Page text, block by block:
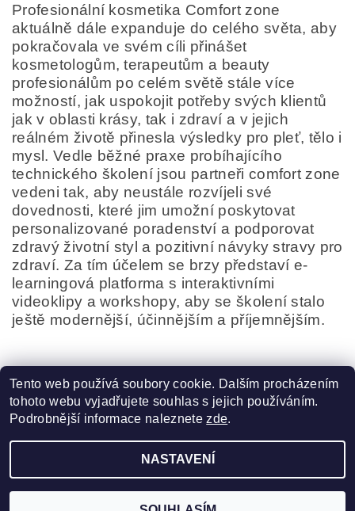
Profesionální kosmetika Comfort zone
aktuálně dále expanduje do celého světa, aby
pokračovala ve svém cíli přinášet
kosmetologům, terapeutům a beauty
profesionálům po celém světě stále více
možností, jak uspokojit potřeby svých klientů
jak v oblasti krásy, tak i zdraví a v jejich
reálném životě přinesla výsledky pro pleť, tělo i
mysl. Vedle běžné praxe probíhajícího
technického školení jsou partneři comfort zone
vedeni tak, aby neustále rozvíjeli své
dovednosti, které jim umožní poskytovat
personalizované poradenství a podporovat
zdravý životní styl a pozitivní návyky stravy pro
zdraví. Za tím účelem se brzy představí e-
learningová platforma s interaktivními
videoklipy a workshopy, aby se školení stalo
ještě modernější, účinnějším a příjemnějším.
Zboží.cz | Heureka.cz | Davines CZ |
2026 ©Pro krásu vlasů, všechna práva vyhrazena
Vytvořil Shoptet
Tento web používá soubory cookie. Dalším procházením
tohoto webu vyjadřujete souhlas s jejich používáním.
Podrobnější informace naleznetezde.
NASTAVENÍ